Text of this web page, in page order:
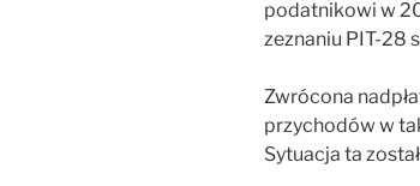
podatnikowi w
zeznaniu PIT-28
Zwrócona
przychodów w
Sytuacja ta